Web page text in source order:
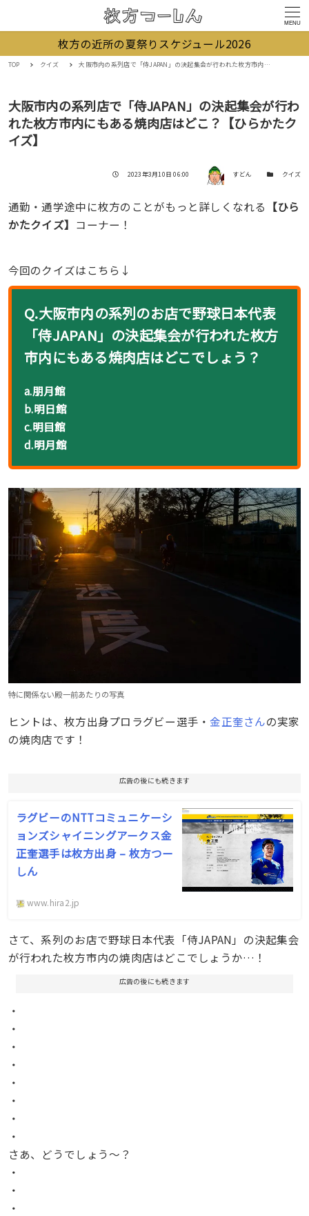
MENU
枚方の近所の夏祭りスケジュール2026
TOP クイズ 大阪市内の系列店で「侍JAPAN」の決起集会が行われた枚方市内にもある焼肉店はどこ？【ひらかたクイズ】
大阪市内の系列店で「侍JAPAN」の決起集会が行わ
れた枚方市内にもある焼肉店はどこ？【ひらかたク
イズ】
投稿日
2023年3月10日 06:00 著者 すどん カテゴリー
クイズ
通勤・通学途中に枚方のことがもっと詳しくなれる 【ひら
かたクイズ】 コーナー！
今回のクイズはこちら↓
Q.大阪市内の系列のお店で野球日本代表
「侍JAPAN」の決起集会が行われた枚方
市内にもある焼肉店はどこでしょう？
a.朋月館
b.明日館
c.明目館
d.明月館
特に関係ない殿一前あたりの写真
ヒントは、枚方出身プロラグビー選手・金正奎さんの実家
の焼肉店です！
広告の後にも続きます
ラグビーのNTTコミュニケーシ
ョンズシャイニングアークス金
正奎選手は枚方出身 – 枚方つー
しん
www.hira2.jp
さて、系列のお店で野球日本代表「侍JAPAN」の決起集会
が行われた枚方市内の焼肉店はどこでしょうか…！
広告の後にも続きます
・
・
・
・
・
・
・
・
さあ、どうでしょう〜？
・
・
・